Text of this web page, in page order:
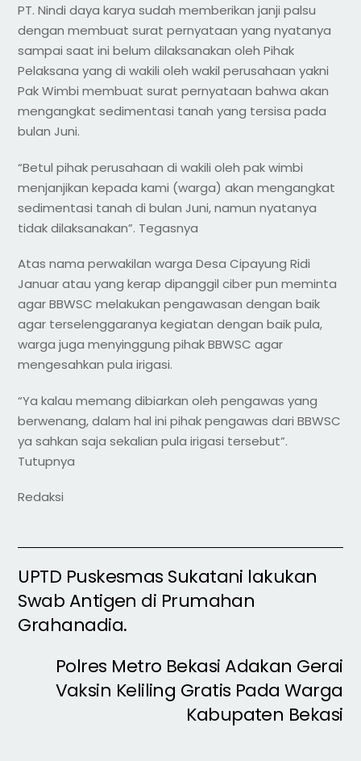
PT. Nindi daya karya sudah memberikan janji palsu
dengan membuat surat pernyataan yang nyatanya
sampai saat ini belum dilaksanakan oleh Pihak
Pelaksana yang di wakili oleh wakil perusahaan yakni
Pak Wimbi membuat surat pernyataan bahwa akan
mengangkat sedimentasi tanah yang tersisa pada
bulan Juni.
“Betul pihak perusahaan di wakili oleh pak wimbi
menjanjikan kepada kami (warga) akan mengangkat
sedimentasi tanah di bulan Juni, namun nyatanya
tidak dilaksanakan”. Tegasnya
Atas nama perwakilan warga Desa Cipayung Ridi
Januar atau yang kerap dipanggil ciber pun meminta
agar BBWSC melakukan pengawasan dengan baik
agar terselenggaranya kegiatan dengan baik pula,
warga juga menyinggung pihak BBWSC agar
mengesahkan pula irigasi.
“Ya kalau memang dibiarkan oleh pengawas yang
berwenang, dalam hal ini pihak pengawas dari BBWSC
ya sahkan saja sekalian pula irigasi tersebut”.
Tutupnya
Redaksi
UPTD Puskesmas Sukatani lakukan
Swab Antigen di Prumahan
Grahanadia.
Polres Metro Bekasi Adakan Gerai
Vaksin Keliling Gratis Pada Warga
Kabupaten Bekasi